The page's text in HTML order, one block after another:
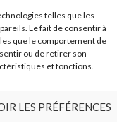
telles que les
Le fait de consentir à
que le comportement de
ou de retirer son
et fonctions.
LES PRÉFÉRENCES
alors que
que le Premier
à partir de